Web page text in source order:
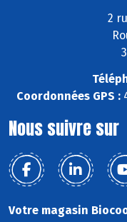
2
Coordonnées GPS :
Nous suivre sur
Votre magasin